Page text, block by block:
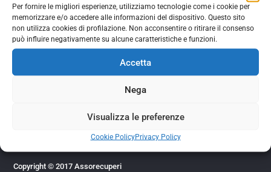
Per fornire le migliori esperienze, utilizziamo tecnologie come i cookie per
memorizzare e/o accedere alle informazioni del dispositivo. Questo sito
non utilizza cookies di profilazione. Non acconsentire o ritirare il consenso
può influire negativamente su alcune caratteristiche e funzioni.
Accetta
Nega
Visualizza le preferenze
Cookie PolicyPrivacy Policy
mancato adeguamento alle imprese per
cui gli stessi risultano iscritti.
Il testo integrale del provvedimento è qui di
seguito allegato.
Copyright © 2017 Assorecuperi